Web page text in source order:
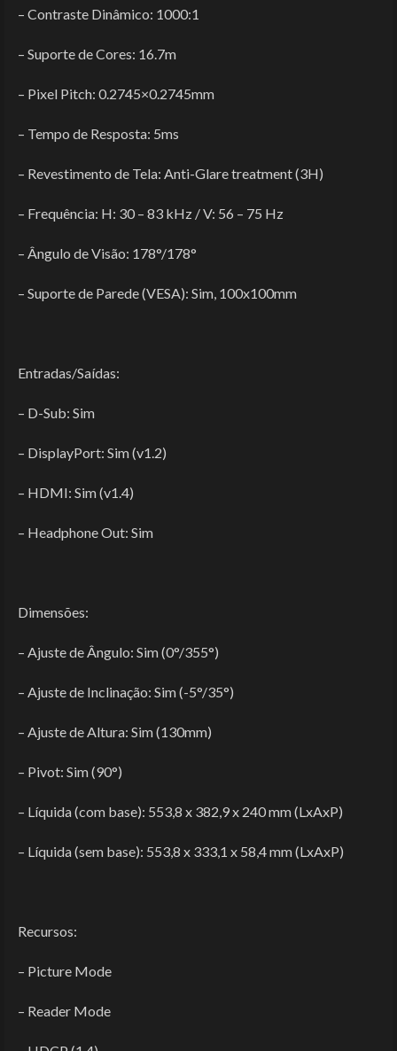
– Contraste Dinâmico: 1000:1
– Suporte de Cores: 16.7m
– Pixel Pitch: 0.2745×0.2745mm
– Tempo de Resposta: 5ms
– Revestimento de Tela: Anti-Glare treatment (3H)
– Frequência: H: 30 – 83 kHz / V: 56 – 75 Hz
– Ângulo de Visão: 178°/178°
– Suporte de Parede (VESA): Sim, 100x100mm
Entradas/Saídas:
– D-Sub: Sim
– DisplayPort: Sim (v1.2)
– HDMI: Sim (v1.4)
– Headphone Out: Sim
Dimensões:
– Ajuste de Ângulo: Sim (0°/355°)
– Ajuste de Inclinação: Sim (-5°/35°)
– Ajuste de Altura: Sim (130mm)
– Pivot: Sim (90°)
– Líquida (com base): 553,8 x 382,9 x 240 mm (LxAxP)
– Líquida (sem base): 553,8 x 333,1 x 58,4 mm (LxAxP)
Recursos:
– Picture Mode
– Reader Mode